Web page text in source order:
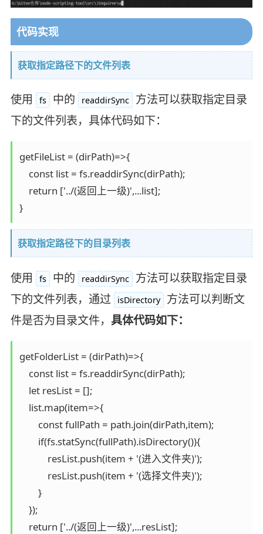
代码实现
获取指定路径下的文件列表
使用 fs 中的 readdirSync
方法可以获取指定目录
下的文件列表，具体代码如下：
getFileList = (dirPath)=>{
    const list = fs.readdirSync(dirPath);
    return ['../(返回上一级)',...list];
}
获取指定路径下的目录列表
使用 fs 中的 readdirSync
方法可以获取指定目录
下的文件列表，通过
isDirectory
方法可以判断文
件是否为目录文件， 具体代码如下：
getFolderList = (dirPath)=>{
    const list = fs.readdirSync(dirPath);
    let resList = [];
    list.map(item=>{
        const fullPath = path.join(dirPath,item);
        if(fs.statSync(fullPath).isDirectory()){
            resList.push(item + '(进入文件夹)');
            resList.push(item + '(选择文件夹)');
        }
    });
    return ['../(返回上一级)',...resList];